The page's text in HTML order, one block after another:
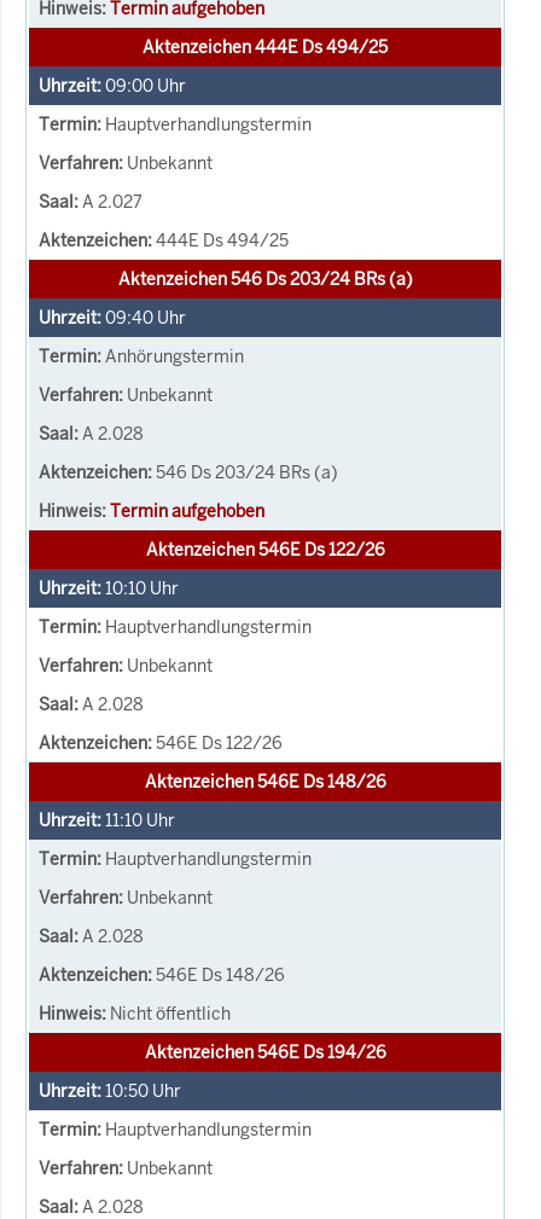
Termin aufgehoben
Aktenzeichen 444E Ds 494/25
09:00 Uhr
Hauptverhandlungstermin
Unbekannt
A 2.027
444E Ds 494/25
Aktenzeichen 546 Ds 203/24 BRs (a)
09:40 Uhr
Anhörungstermin
Unbekannt
A 2.028
546 Ds 203/24 BRs (a)
Termin aufgehoben
Aktenzeichen 546E Ds 122/26
10:10 Uhr
Hauptverhandlungstermin
Unbekannt
A 2.028
546E Ds 122/26
Aktenzeichen 546E Ds 148/26
11:10 Uhr
Hauptverhandlungstermin
Unbekannt
A 2.028
546E Ds 148/26
Nicht öffentlich
Aktenzeichen 546E Ds 194/26
10:50 Uhr
Hauptverhandlungstermin
Unbekannt
A 2.028